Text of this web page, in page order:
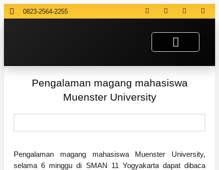
0823-2564-2255
Pengalaman magang mahasiswa
Muenster University
Pengalaman magang mahasiswa Muenster University,
selama 6 minggu di SMAN 11 Yogyakarta dapat dibaca